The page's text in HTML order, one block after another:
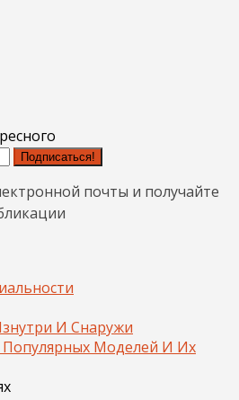
Подписаться!
почты и получайте
И Снаружи
Моделей И Их